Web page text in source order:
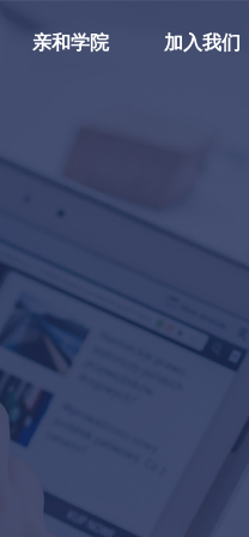
亲和学院 加入我们